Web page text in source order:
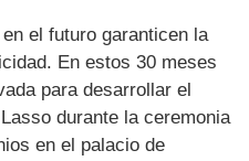
el futuro garanticen la
En estos 30 meses
para desarrollar el
durante la ceremonia
en el palacio de